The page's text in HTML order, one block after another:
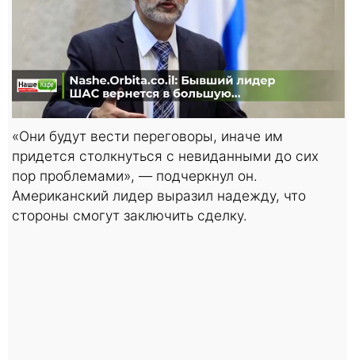
«Они будут вести переговоры, иначе им
придется столкнуться с невиданными до сих
пор проблемами», — подчеркнул он.
Американский лидер выразил надежду, что
стороны смогут заключить сделку.